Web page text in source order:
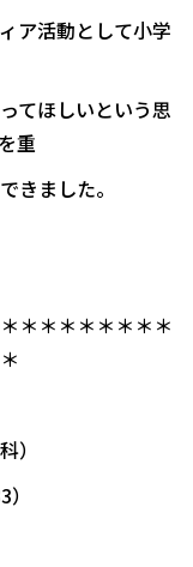
活動として小学
ほしいという思
重
ました。
＊＊＊＊＊＊＊＊
）